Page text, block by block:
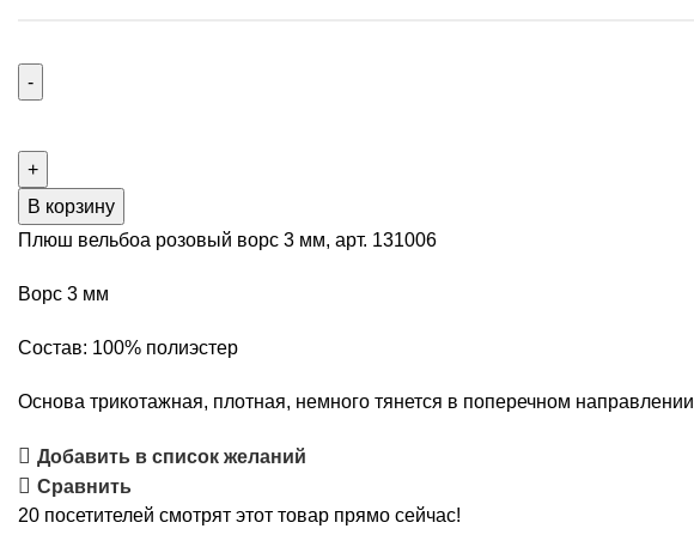
Плюш
вельбоа
розовый
3
арт.
В корзину
Плюш вельбоа розовый ворс 3 мм, арт. 131006
Ворс 3 мм
Состав: 100% полиэстер
Основа трикотажная, плотная, немного тянется в поперечном направлении
Добавить в список желаний
Сравнить
20 посетителей смотрят этот товар прямо сейчас!